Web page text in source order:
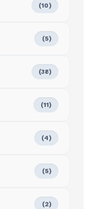
(10)
(5)
(38)
(11)
(4)
(5)
(2)